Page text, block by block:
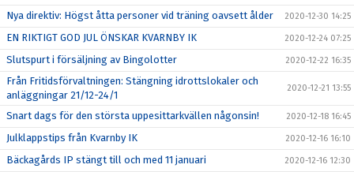
Nya direktiv: Högst åtta personer vid träning oavsett ålder 2020-12-30 14:25
EN RIKTIGT GOD JUL ÖNSKAR KVARNBY IK 2020-12-24 07:25
Slutspurt i försäljning av Bingolotter 2020-12-22 16:35
Från Fritidsförvaltningen: Stängning idrottslokaler och
anläggningar 21/12-24/1
2020-12-21 13:55
Snart dags för den största uppesittarkvällen någonsin! 2020-12-18 16:45
Julklappstips från Kvarnby IK 2020-12-16 16:10
Bäckagårds IP stängt till och med 11 januari 2020-12-16 12:30